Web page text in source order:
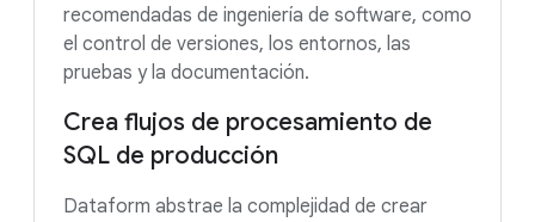
recomendadas de ingeniería de software, como
el control de versiones, los entornos, las
pruebas y la documentación.
Crea flujos de procesamiento de
SQL de producción
Dataform abstrae la complejidad de crear